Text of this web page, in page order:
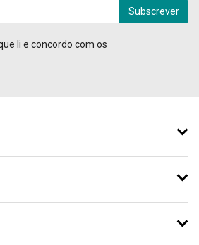
Subscrever
li e concordo com os